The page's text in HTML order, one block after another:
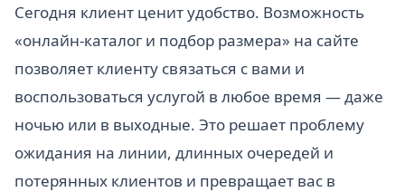
Сегодня клиент ценит удобство. Возможность
«онлайн-каталог и подбор размера» на сайте
позволяет клиенту связаться с вами и
воспользоваться услугой в любое время — даже
ночью или в выходные. Это решает проблему
ожидания на линии, длинных очередей и
потерянных клиентов и превращает вас в